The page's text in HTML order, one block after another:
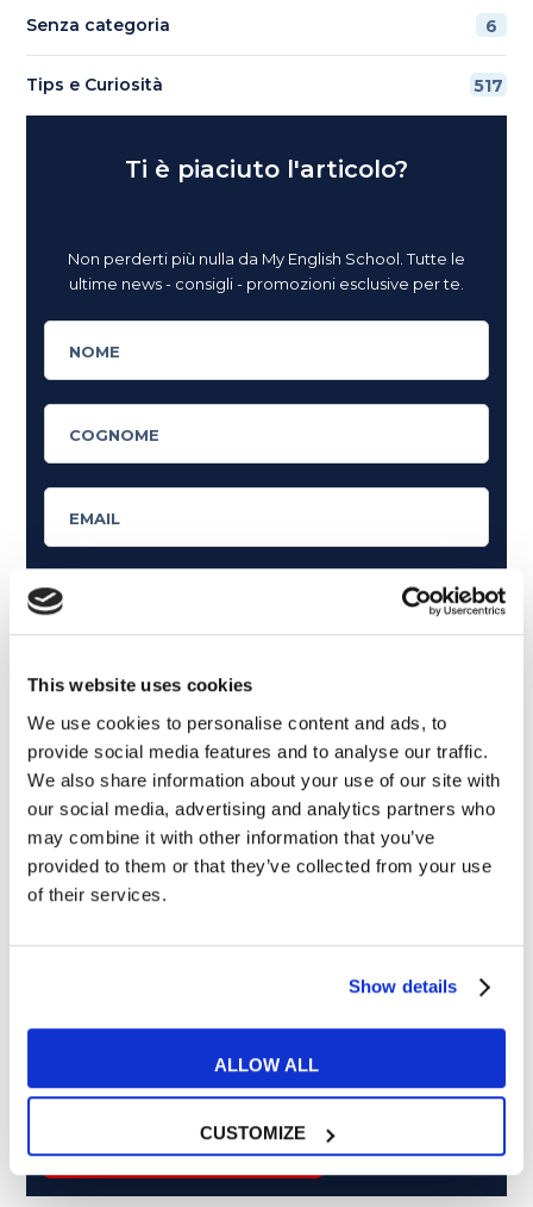
This website uses cookies
We use cookies to personalise content and ads, to
provide social media features and to analyse our traffic.
We also share information about your use of our site with
our social media, advertising and analytics partners who
may combine it with other information that you’ve
provided to them or that they’ve collected from your use
of their services.
Show details
ALLOW ALL
CUSTOMIZE
Senza categoria 6
Tips e Curiosità 517
Ti è piaciuto l'articolo?
Non perderti più nulla da My English School. Tutte le
ultime news - consigli - promozioni esclusive per te.
Cosa ti piace leggere?
Articoli dedicati alla grammatica inglese
Articoli dedicati a inglese nel mondo del lavoro
Articoli con tips e new sulla lingua inglese
Articoli divertenti su film e musica
al trattamento dei miei dati personali in conformità
relative ai prodotti e servizi a marchio MyES
** le sedi contrassegnate con * offrono sempre solo corsi online
RICHIEDI INFORMAZIONI